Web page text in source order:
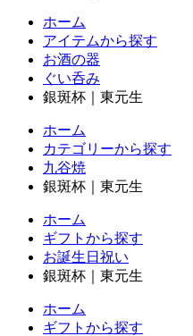
ホーム
アイテムから探す
お酒の器
ぐい呑み
銀斑杯｜東元生
ホーム
カテゴリーから探す
九谷焼
銀斑杯｜東元生
ホーム
ギフトから探す
お誕生日祝い
銀斑杯｜東元生
ホーム
ギフトから探す